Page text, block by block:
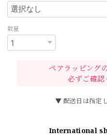
数量
ペアラッピング
必ずご確
▼ 配送日は指定
International